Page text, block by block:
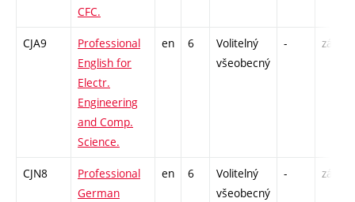
CFC.
CJA9
Professional
English for
Electr.
Engineering
and Comp.
Science.
en 6
Volitelný
všeobecný
- zá,zk
CJN8
Professional
German
en 6
Volitelný
všeobecný
- zá,zk